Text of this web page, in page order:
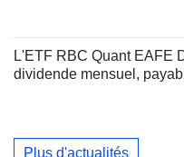
L'ETF RBC Quant EAFE
dividende mensuel,
Plus d'actualités